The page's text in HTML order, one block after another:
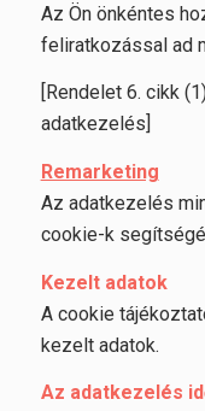
Az Ön önkéntes
feliratkozással ad
[Rendelet 6. cikk
adatkezelés]
Remarketing
Az adatkezelés
cookie-k
Kezelt adatok
A cookie
kezelt adatok.
Az adatkezelés